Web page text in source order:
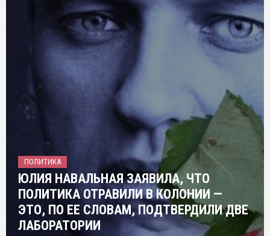
ПОЛИТИКА
ЮЛИЯ НАВАЛЬНАЯ ЗАЯВИЛА, ЧТО
ПОЛИТИКА ОТРАВИЛИ В КОЛОНИИ —
ЭТО, ПО ЕЕ СЛОВАМ, ПОДТВЕРДИЛИ ДВЕ
ЛАБОРАТОРИИ